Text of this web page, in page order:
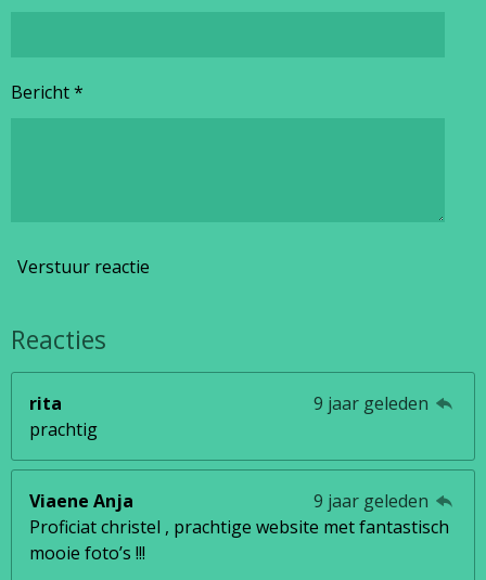
Bericht *
Verstuur reactie
Reacties
rita
9 jaar geleden
prachtig
Viaene Anja
9 jaar geleden
Proficiat christel , prachtige website met fantastisch
mooie foto’s !!!